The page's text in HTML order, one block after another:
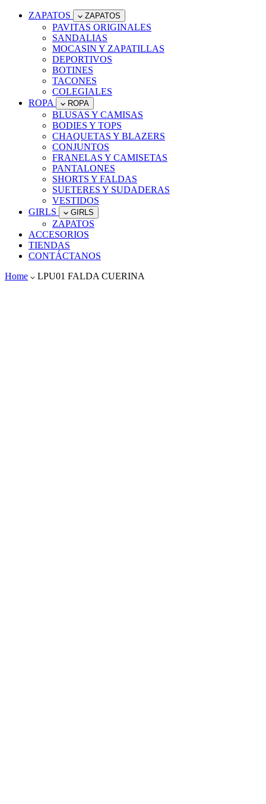
ZAPATOS ZAPATOS
PAVITAS ORIGINALES
SANDALIAS
MOCASIN Y ZAPATILLAS
DEPORTIVOS
BOTINES
TACONES
COLEGIALES
ROPA
ROPA
BLUSAS Y CAMISAS
BODIES Y TOPS
CHAQUETAS Y BLAZERS
CONJUNTOS
FRANELAS Y CAMISETAS
PANTALONES
SHORTS Y FALDAS
SUETERES Y SUDADERAS
VESTIDOS
GIRLS
GIRLS
ZAPATOS
ACCESORIOS
TIENDAS
CONTÁCTANOS
Home
LPU01 FALDA CUERINA